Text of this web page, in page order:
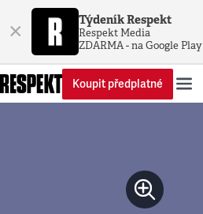
× Týdeník Respekt
Respekt Media
ZDARMA - na Google Play
Koupit předplatné